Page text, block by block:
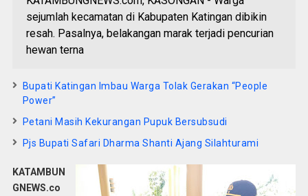
sejumlah kecamatan di Kabupaten Katingan dibikin
resah. Pasalnya, belakangan marak terjadi pencurian
hewan terna
Bupati Katingan Imbau Warga Tolak Gerakan “People
Power”
Petani Masih Kekurangan Pupuk Bersubsudi
Pjs Bupati Safari Dharma Shanti Ajang Silahturami
KATAMBUN
GNEWS.co